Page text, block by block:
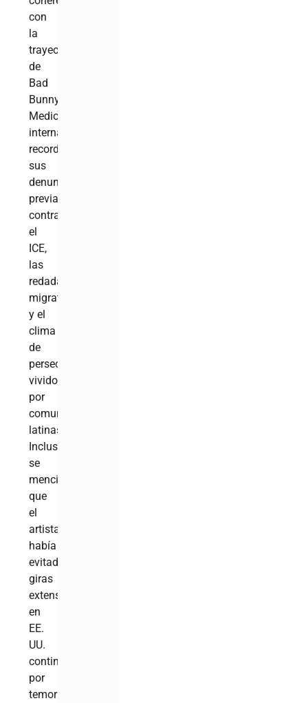
con
la
trayectoria
de
Bad
Bunny.
Medios
internacionales
recordaron
sus
denuncias
previas
contra
el
ICE,
las
redadas
migratorias
y el
clima
de
persecución
vivido
por
comunidades
latinas.
Incluso
se
mencionó
que
el
artista
había
evitado
giras
extensas
en
EE.
UU.
continental
por
temor